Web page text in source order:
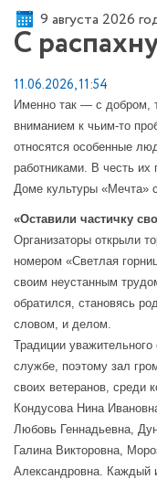
9 августа 2026
С
11.06.2026, 11:54
Именно так — с добром,
вниманием к чьим-то
относятся особенные
работниками. В честь их
Доме культуры «Мечта»
«Оставили частичку
Организаторы открыли
номером «Светлая
своим неустанным
обратился, становясь
словом, и делом.
Традиции
службе, поэтому зал
своих ветеранов, среди
Кондусова Нина
Любовь Геннадьевна,
Галина Викторовна,
Александровна. Каждый